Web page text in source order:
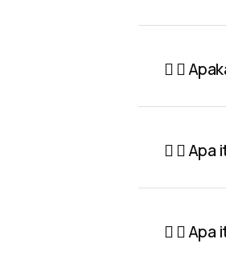
Apa
Apa